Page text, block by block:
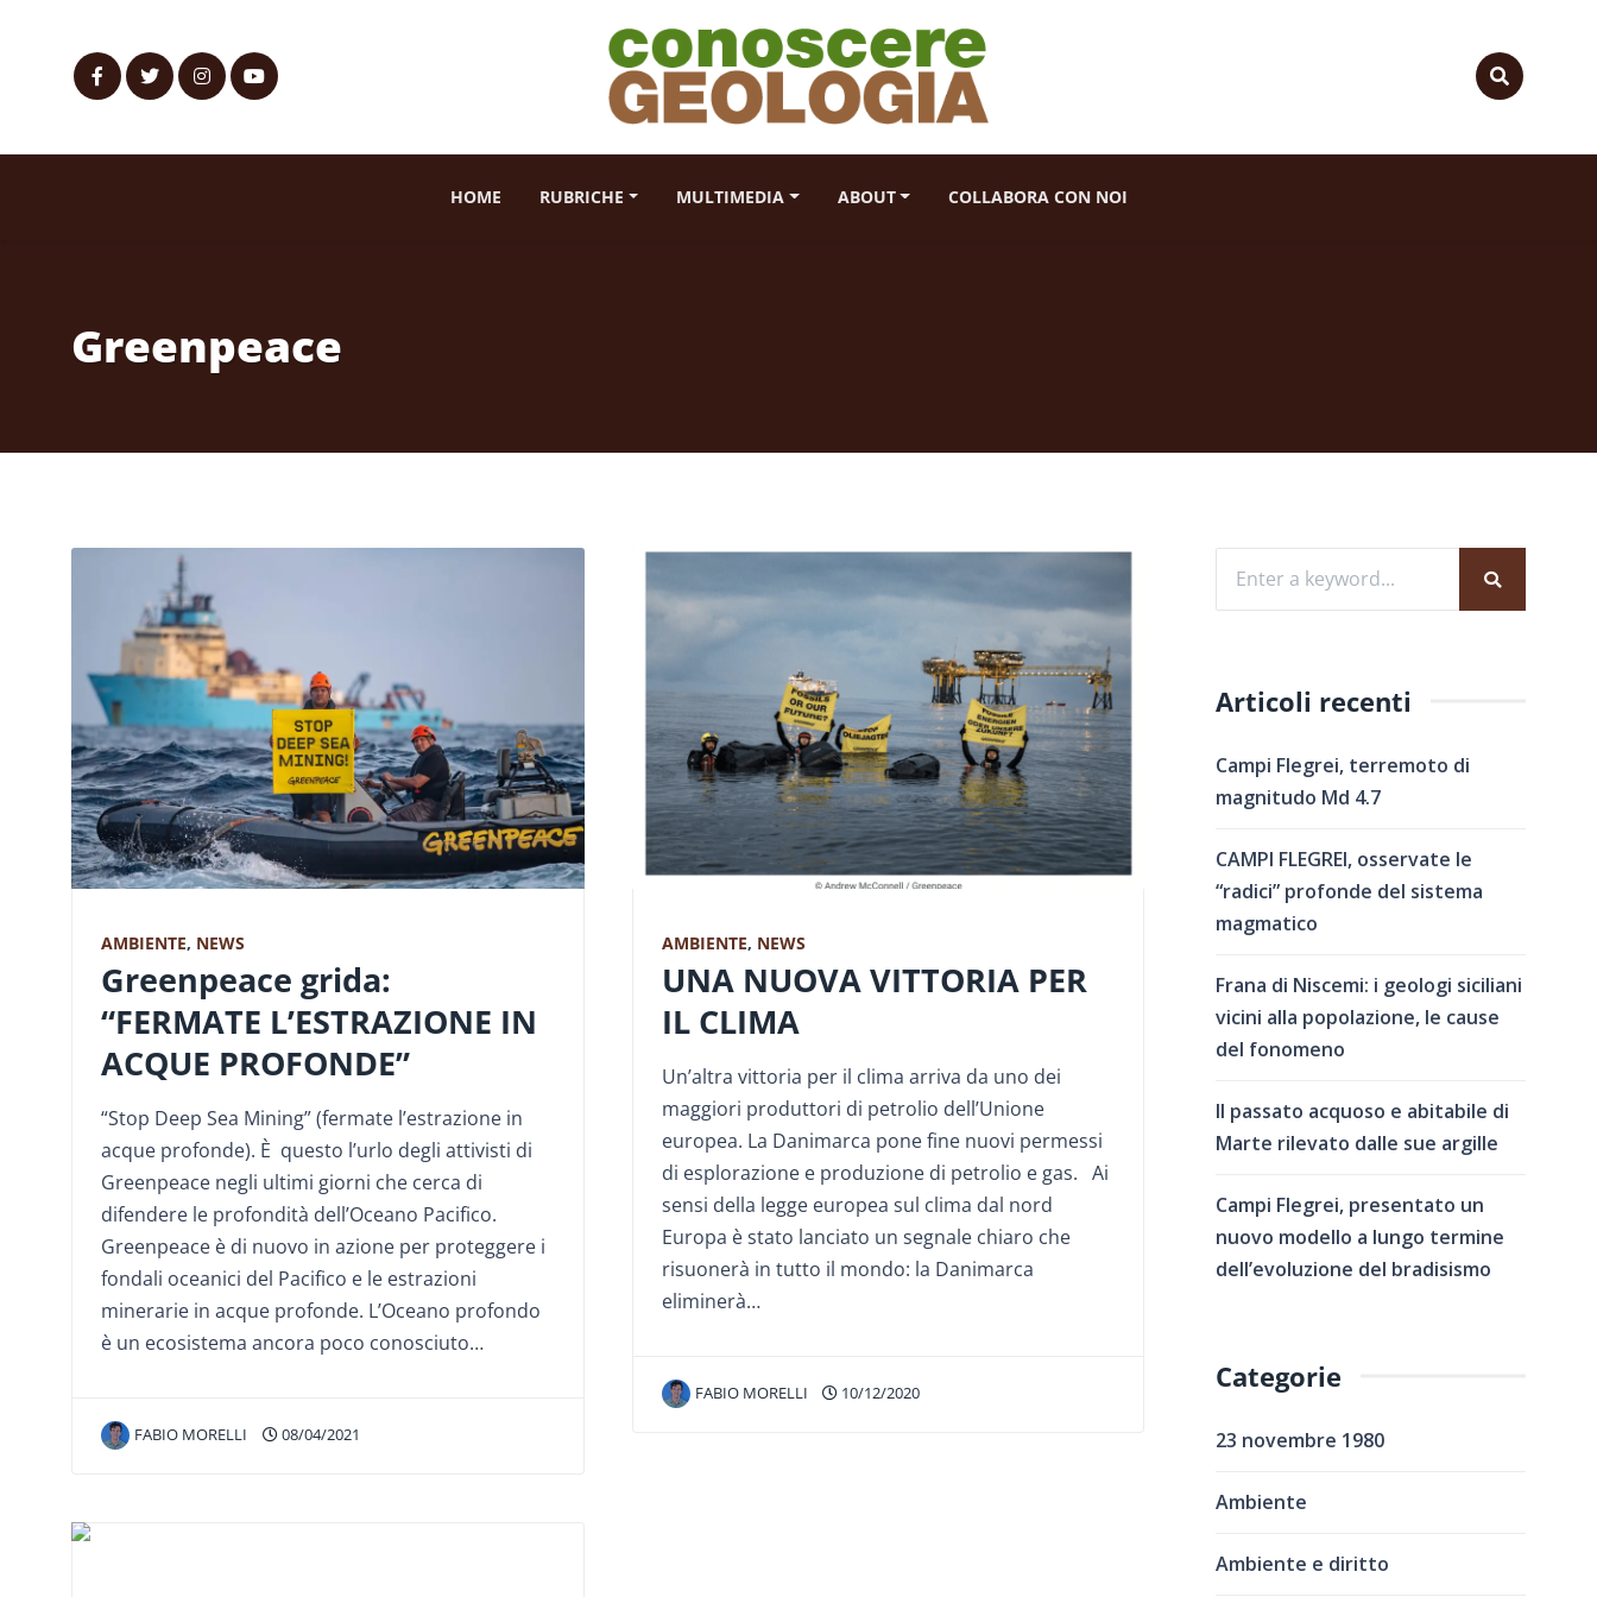
HOME RUBRICHE MULTIMEDIA ABOUT COLLABORA CON NOI
Greenpeace
AMBIENTE, NEWS
Greenpeace grida:
“FERMATE L’ESTRAZIONE IN
ACQUE PROFONDE”
“Stop Deep Sea Mining” (fermate l’estrazione in
acque profonde). È questo l’urlo degli attivisti di
Greenpeace negli ultimi giorni che cerca di
difendere le profondità dell’Oceano Pacifico.
Greenpeace è di nuovo in azione per proteggere i
fondali oceanici del Pacifico e le estrazioni
minerarie in acque profonde. L’Oceano profondo
è un ecosistema ancora poco conosciuto…
FABIO MORELLI 08/04/2021
AMBIENTE, NEWS
UNA NUOVA VITTORIA PER
IL CLIMA
Un’altra vittoria per il clima arriva da uno dei
maggiori produttori di petrolio dell’Unione
europea. La Danimarca pone fine nuovi permessi
di esplorazione e produzione di petrolio e gas. Ai
sensi della legge europea sul clima dal nord
Europa è stato lanciato un segnale chiaro che
risuonerà in tutto il mondo: la Danimarca
eliminerà…
FABIO MORELLI 10/12/2020
Articoli recenti
Campi Flegrei, terremoto di
magnitudo Md 4.7
CAMPI FLEGREI, osservate le
“radici” profonde del sistema
magmatico
Frana di Niscemi: i geologi siciliani
vicini alla popolazione, le cause
del fonomeno
Il passato acquoso e abitabile di
Marte rilevato dalle sue argille
Campi Flegrei, presentato un
nuovo modello a lungo termine
dell’evoluzione del bradisismo
Categorie
23 novembre 1980
Ambiente
Ambiente e diritto